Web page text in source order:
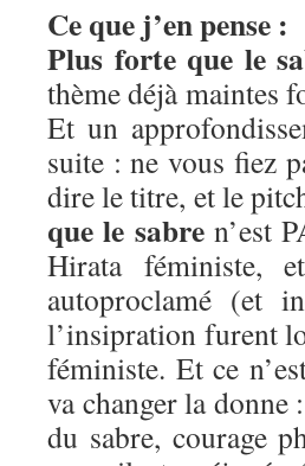
Ce que j’en pense :
Plus forte que le
thème déjà maintes
Et un
suite : ne vous fiez
dire le titre, et le
que le sabren’est
Hirata féministe,
autoproclamé (et
l’insipration furent
féministe. Et ce
va changer la
du sabre, courage